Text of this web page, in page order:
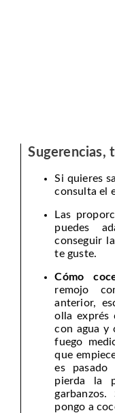
Sugerencias,
Si quieres
consulta el
Las
puedes
conseguir
te guste.
Cómo
remojo
anterior,
olla exprés
con agua y
fuego
que
es
pierda la
pongo a